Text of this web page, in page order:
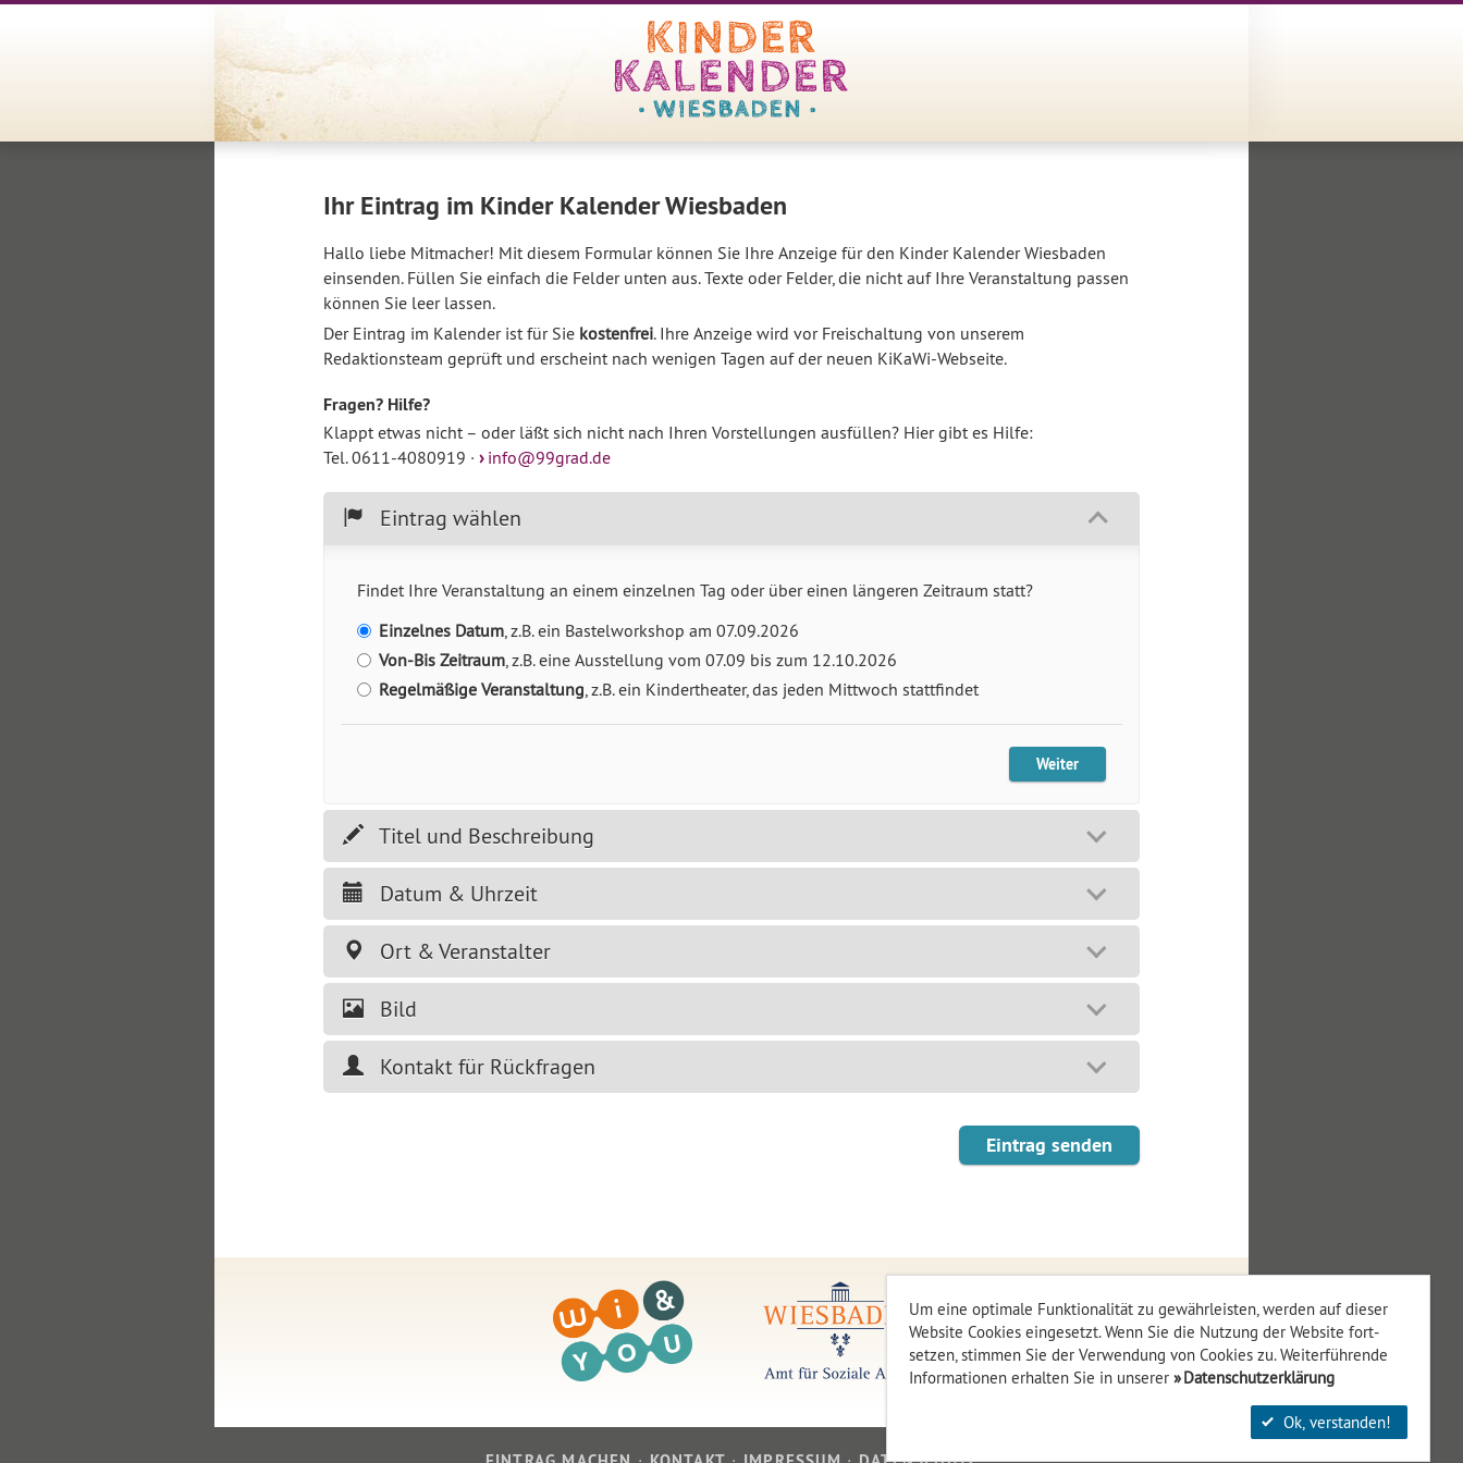
Ihr Eintrag im Kinder Kalender Wiesbaden
Hallo liebe Mitmacher! Mit diesem Formular können Sie Ihre Anzeige für den Kinder Kalender Wiesbaden
einsenden. Füllen Sie einfach die Felder unten aus. Texte oder Felder, die nicht auf Ihre Veranstaltung passen
können Sie leer lassen.
Der Eintrag im Kalender ist für Sie kostenfrei. Ihre Anzeige wird vor Freischaltung von unserem
Redaktionsteam geprüft und erscheint nach wenigen Tagen auf der neuen KiKaWi-Webseite.
Fragen? Hilfe?
Klappt etwas nicht – oder läßt sich nicht nach Ihren Vorstellungen ausfüllen? Hier gibt es Hilfe:
Tel. 0611-4080919 ·
info@99grad.de
Eintrag wählen
Findet Ihre Veranstaltung an einem einzelnen Tag oder über einen längeren Zeitraum statt?
Einzelnes Datum, z.B. ein Bastelworkshop am 07.09.2026
Von-Bis Zeitraum, z.B. eine Ausstellung vom 07.09 bis zum 12.10.2026
Regelmäßige Veranstaltung, z.B. ein Kindertheater, das jeden Mittwoch stattfindet
Weiter
Titel und Beschreibung
Datum & Uhrzeit
Ort & Veranstalter
Bild
Kontakt für Rückfragen
Um eine optimale Funktionalität zu gewährleisten, werden auf dieser
Website Cookies eingesetzt. Wenn Sie die Nutzung der Website fort­
setzen, stimmen Sie der Verwendung von Cookies zu. Weiterführende
Informationen erhalten Sie in unserer
Datenschutzerklärung
Ok, verstanden!